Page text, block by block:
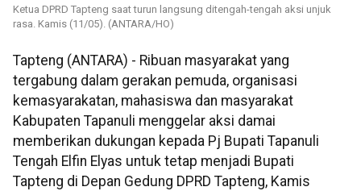
Ketua DPRD Tapteng saat turun langsung ditengah-tengah aksi unjuk
rasa. Kamis (11/05). (ANTARA/HO)
Tapteng (ANTARA) - Ribuan masyarakat yang
tergabung dalam gerakan pemuda, organisasi
kemasyarakatan, mahasiswa dan masyarakat
Kabupaten Tapanuli menggelar aksi damai
memberikan dukungan kepada Pj Bupati Tapanuli
Tengah Elfin Elyas untuk tetap menjadi Bupati
Tapteng di Depan Gedung DPRD Tapteng, Kamis